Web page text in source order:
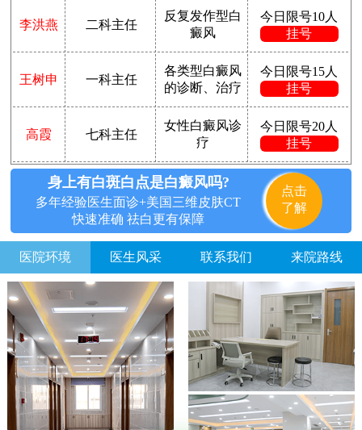
李洪燕 二科主任
反复发作型白
癜风
今日限号10人
挂号
王树申 一科主任
各类型白癜风
的诊断、治疗
今日限号15人
挂号
高霞 七科主任
女性白癜风诊
疗
今日限号20人
挂号
身上有白斑白点是白癜风吗?
多年经验医生面诊+美国三维皮肤CT
快速准确 祛白更有保障
点击
了解
医院环境 医生风采 联系我们 来院路线
不方便沟通的话，可以留下您的联系方式，稍后联系您